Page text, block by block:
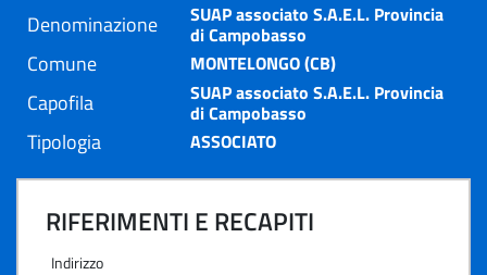
Denominazione SUAP associato S.A.E.L. Provincia
di Campobasso
Comune MONTELONGO (CB)
Capofila SUAP associato S.A.E.L. Provincia
di Campobasso
Tipologia ASSOCIATO
RIFERIMENTI E RECAPITI
Indirizzo